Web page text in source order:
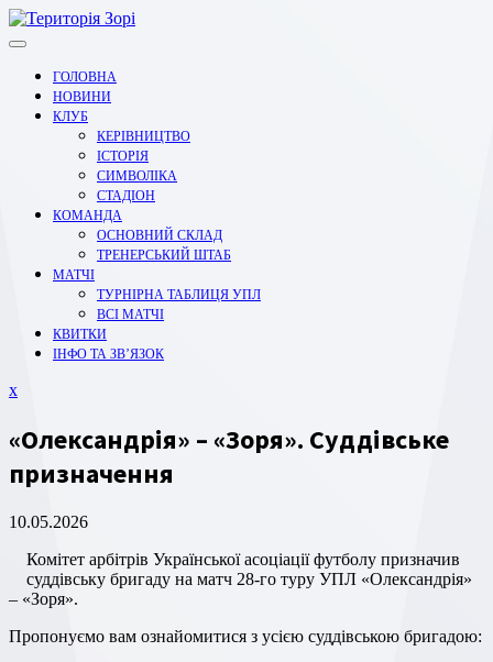
Перейти
до
ГОЛОВНА
НОВИНИ
КЛУБ
КЕРІВНИЦТВО
ІСТОРІЯ
СИМВОЛІКА
СТАДІОН
КОМАНДА
ОСНОВНИЙ СКЛАД
ТРЕНЕРСЬКИЙ ШТАБ
МАТЧІ
ТУРНІРНА ТАБЛИЦЯ УПЛ
ВСІ МАТЧІ
КВИТКИ
ІНФО ТА ЗВ’ЯЗОК
xЗакрити
«Олександрія» – «Зоря». Суддівське
призначення
10.05.2026
Комітет арбітрів Української асоціації футболу призначив
суддівську бригаду на матч 28-го туру УПЛ «Олександрія»
– «Зоря».
Пропонуємо вам ознайомитися з усією суддівською бригадою: